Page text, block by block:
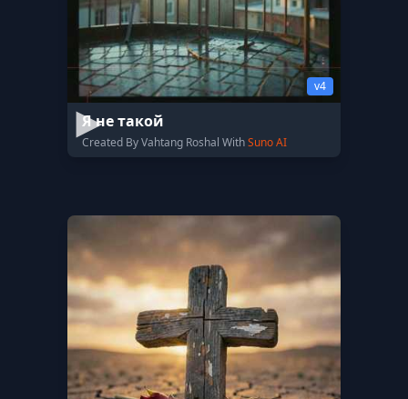
v4
Я не такой
Created By Vahtang Roshal WithSuno AI